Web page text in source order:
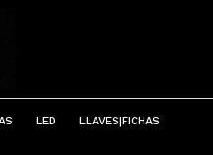
LED LLAVES|FICHAS